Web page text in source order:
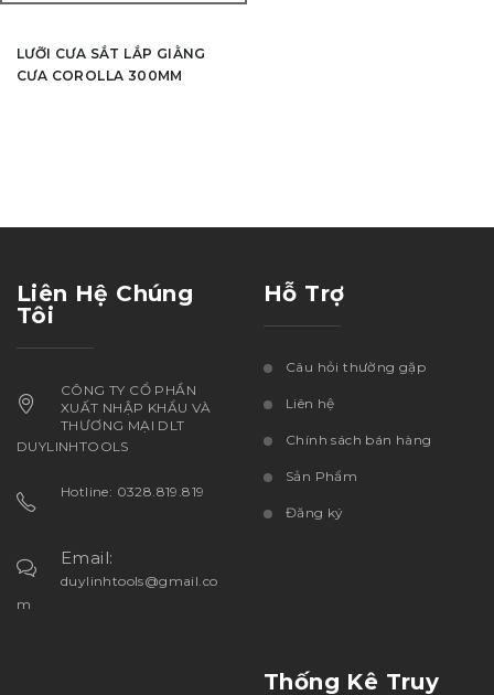
LƯỠI CƯA SẮT LẮP GIẰNG
CƯA COROLLA 300MM
Liên Hệ Chúng
Tôi
CÔNG TY CỔ PHẦN
XUẤT NHẬP KHẨU VÀ
THƯƠNG MẠI DLT
DUYLINHTOOLS
Hotline: 0328.819.819
Email:
duylinhtools@gmail.co
m
Hỗ Trợ
Câu hỏi thường gặp
Liên hệ
Chính sách bán hàng
Sản Phẩm
Đăng ký
Thống Kê Truy